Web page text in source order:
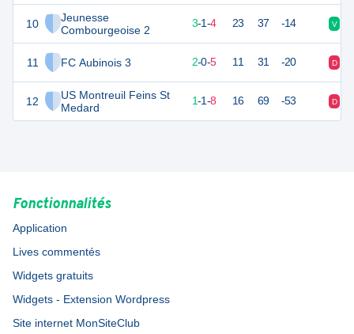
10
Jeunesse
Combourgeoise 2
11 FC Aubinois 3
12
US Montreuil Feins St
Medard
7 3-1-4 23 37 -14 V
2-0-5 11 31 -20 D
3 11 1-1-8 16 69 -53 D
Fonctionnalités
Application
Lives commentés
Widgets gratuits
Widgets - Extension Wordpress
Site internet MonSiteClub